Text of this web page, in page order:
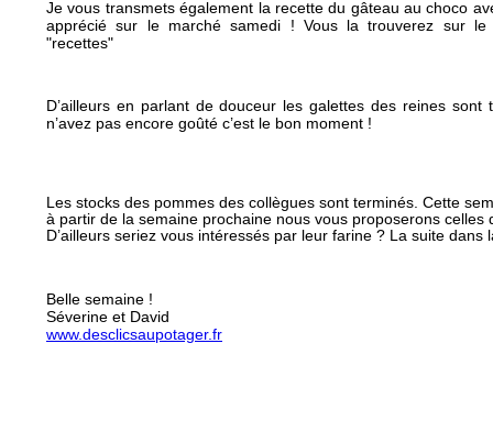
Je vous transmets également la recette du gâteau au choco
apprécié sur le marché samedi ! Vous la trouverez sur le
"recettes"
D’ailleurs en parlant de douceur les galettes des reines sont
n’avez pas encore goûté c’est le bon moment !
Les stocks des pommes des collègues sont terminés. Cette
à partir de la semaine prochaine nous vous proposerons celles
D’ailleurs seriez vous intéressés par leur farine ? La suite dans
Belle semaine !
Séverine et David
www.desclicsaupotager.fr